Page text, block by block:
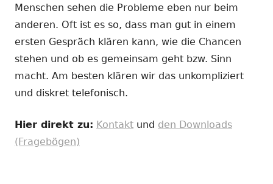
Menschen sehen die Probleme eben nur beim
anderen. Oft ist es so, dass man gut in einem
ersten Gespräch klären kann, wie die Chancen
stehen und ob es gemeinsam geht bzw. Sinn
macht. Am besten klären wir das unkompliziert
und diskret telefonisch.
Hier direkt zu: Kontakt und den Downloads
(Fragebögen)